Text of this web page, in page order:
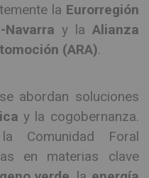
la Eurorregión
Navarra y la Alianza
(ARA).
abordan soluciones
y la cogobernanza.
Comunidad Foral
en materias clave